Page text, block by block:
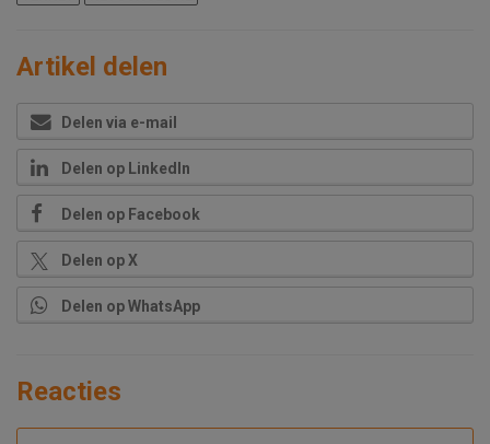
Artikel delen
Delen via e-mail
Delen op LinkedIn
Delen op Facebook
Delen op X
Delen op WhatsApp
Reacties